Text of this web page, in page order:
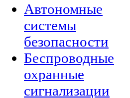
Автономные
системы
безопасности
Беспроводные
охранные
сигнализации